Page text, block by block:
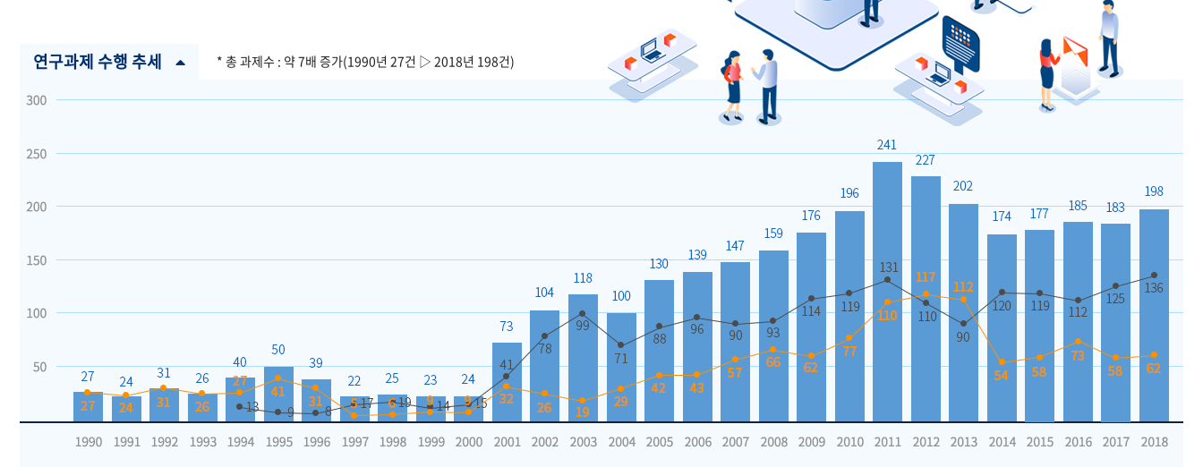
연구과제 수행 추세 * 총 과제수 : 약 7배 증가(1990년 27건 ▷ 2018년 198건)